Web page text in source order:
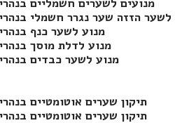
לשער הזזה שער נגרר חשמלי
מנוע לשער כנף
מנוע לדלת מוסך
מנוע לשער כבדים
תיקון שערים אוטומטיים
תיקון שערים אוטומטיים